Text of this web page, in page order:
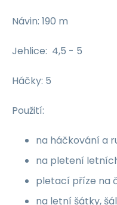
Návin: 190 m
Jehlice: 4,5 - 5
Háčky: 5
Použití:
na háčkování a
na pletení
pletací příze na
na letní šátky,